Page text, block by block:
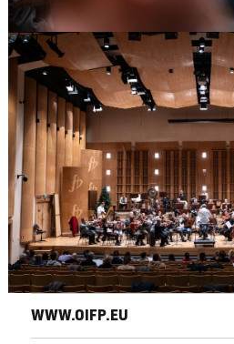
WWW.OIFP.EU